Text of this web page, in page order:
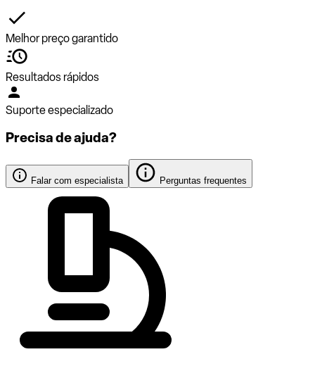
Melhor preço garantido
Resultados rápidos
Suporte especializado
Precisa de ajuda?
Falar com especialista Perguntas frequentes